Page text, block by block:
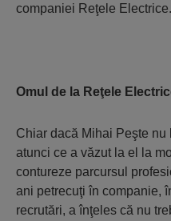
companiei Reţele Electrice.
Omul de la Reţele
Chiar dacă Mihai Peşte
atunci ce a văzut la el la
contureze parcursul
ani petrecuţi în companie,
recrutări, a înţeles că nu